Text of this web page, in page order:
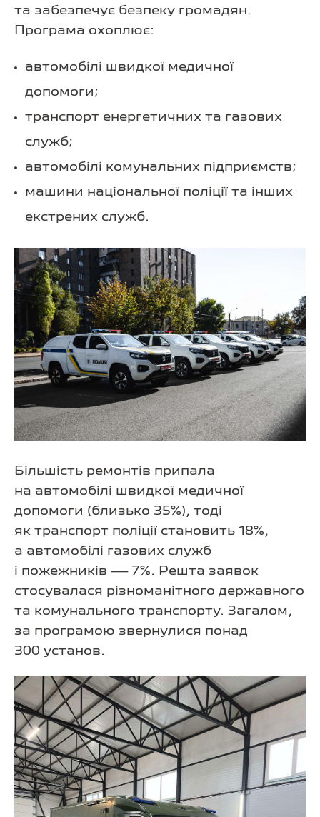
та забезпечує безпеку громадян.
Програма охоплює:
автомобілі швидкої медичної
допомоги;
транспорт енергетичних та газових
служб;
автомобілі комунальних підприємств;
машини національної поліції та інших
екстрених служб.
Більшість ремонтів припала
на автомобілі швидкої медичної
допомоги (близько 35%), тоді
як транспорт поліції становить 18%,
а автомобілі газових служб
і пожежників — 7%. Решта заявок
стосувалася різноманітного державного
та комунального транспорту. Загалом,
за програмою звернулися понад
300 установ.